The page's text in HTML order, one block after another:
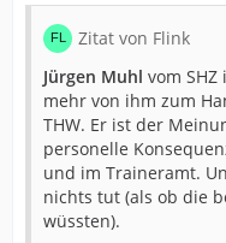
Zitat von Flink
Jürgen Muhl vom
mehr von ihm zum
THW. Er ist der
personelle
und im Traineramt.
nichts tut (als ob die
wüssten).